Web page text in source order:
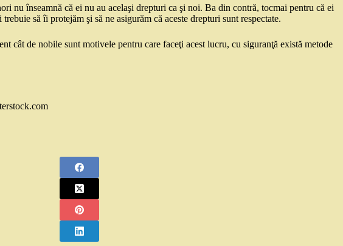
nu înseamnă că ei nu au acelaşi drepturi ca şi noi. Ba din contră, tocmai pentru că ei
să îi protejăm şi să ne asigurăm că aceste drepturi sunt respectate.
cât de nobile sunt motivele pentru care faceţi acest lucru, cu siguranţă există metode